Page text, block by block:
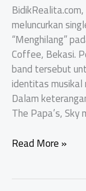
meluncurkan
“Menghilang”
Coffee, Bekasi.
band tersebut
identitas
Dalam
The Papa’s,
Lewat
Read More »